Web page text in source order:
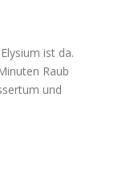
ist da.
Raub
und